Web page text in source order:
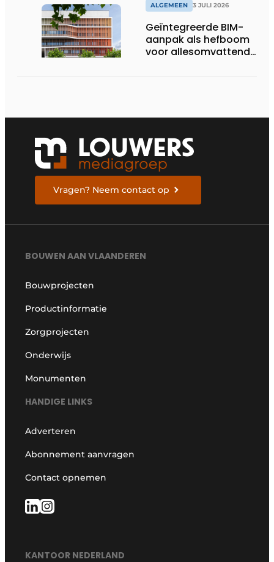
ALGEMEEN 3 JULI 2026
Geïntegreerde BIM-
aanpak als hefboom
voor allesomvattende
Vragen? Neem contact op
BOUWEN AAN VLAANDEREN
Bouwprojecten
Productinformatie
Zorgprojecten
Onderwijs
Monumenten
HANDIGE LINKS
Adverteren
Abonnement aanvragen
Contact opnemen
KANTOOR NEDERLAND